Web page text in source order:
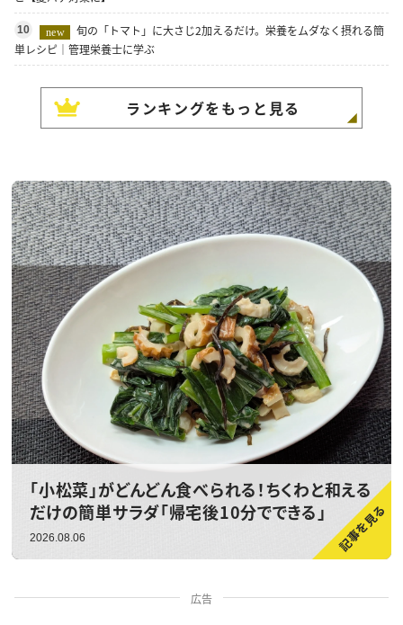
10 new
旬の「トマト」に大さじ2加えるだけ。栄養をムダなく摂れる簡
単レシピ｜管理栄養士に学ぶ
ランキングをもっと見る
「小松菜」がどんどん食べられる！ちくわと和える
だけの簡単サラダ「帰宅後10分でできる」
2026.08.06
広告